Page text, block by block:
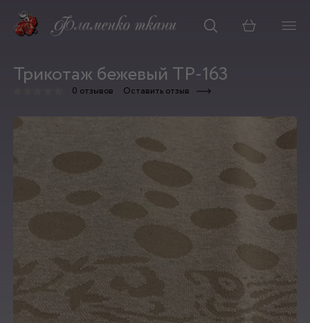
Корзина
Трикотаж бежевый ТР-163
0 отзывов Оставить отзыв